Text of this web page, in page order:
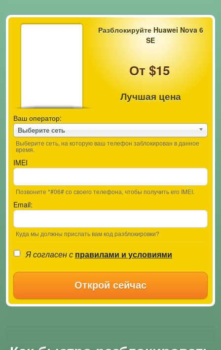
Разблокируйте Huawei Nova 6
SE
От $15
Лучшая цена
Ваш оператор:
Выберите сеть
Выберите сеть, на которую ваш телефон заблокирован в данное
время.
IMEI
Позвоните *#06# со своего телефона, чтобы получить его IMEI.
Email:
Куда мы должны прислать вам код разблокировки?
Я согласен с правилами и условиями
Открой сейчас